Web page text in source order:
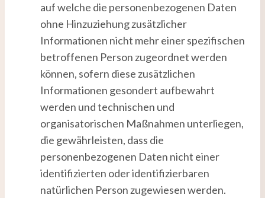
auf welche die personenbezogenen Daten
ohne Hinzuziehung zusätzlicher
Informationen nicht mehr einer spezifischen
betroffenen Person zugeordnet werden
können, sofern diese zusätzlichen
Informationen gesondert aufbewahrt
werden und technischen und
organisatorischen Maßnahmen unterliegen,
die gewährleisten, dass die
personenbezogenen Daten nicht einer
identifizierten oder identifizierbaren
natürlichen Person zugewiesen werden.